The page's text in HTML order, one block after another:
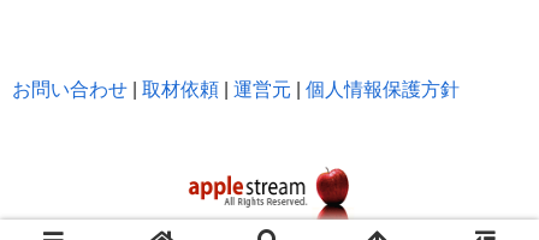
お問い合わせ 取材依頼 運営元 個人情報保護方針